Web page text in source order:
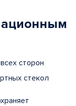
сторон
стекол